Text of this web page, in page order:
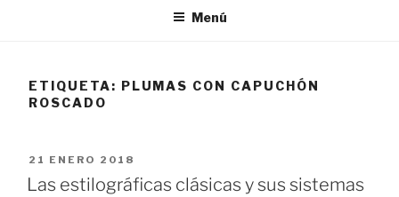
Menú
ETIQUETA: PLUMAS CON CAPUCHÓN
ROSCADO
PUBLICADO
EL
21 ENERO 2018
Las estilográficas clásicas y sus sistemas